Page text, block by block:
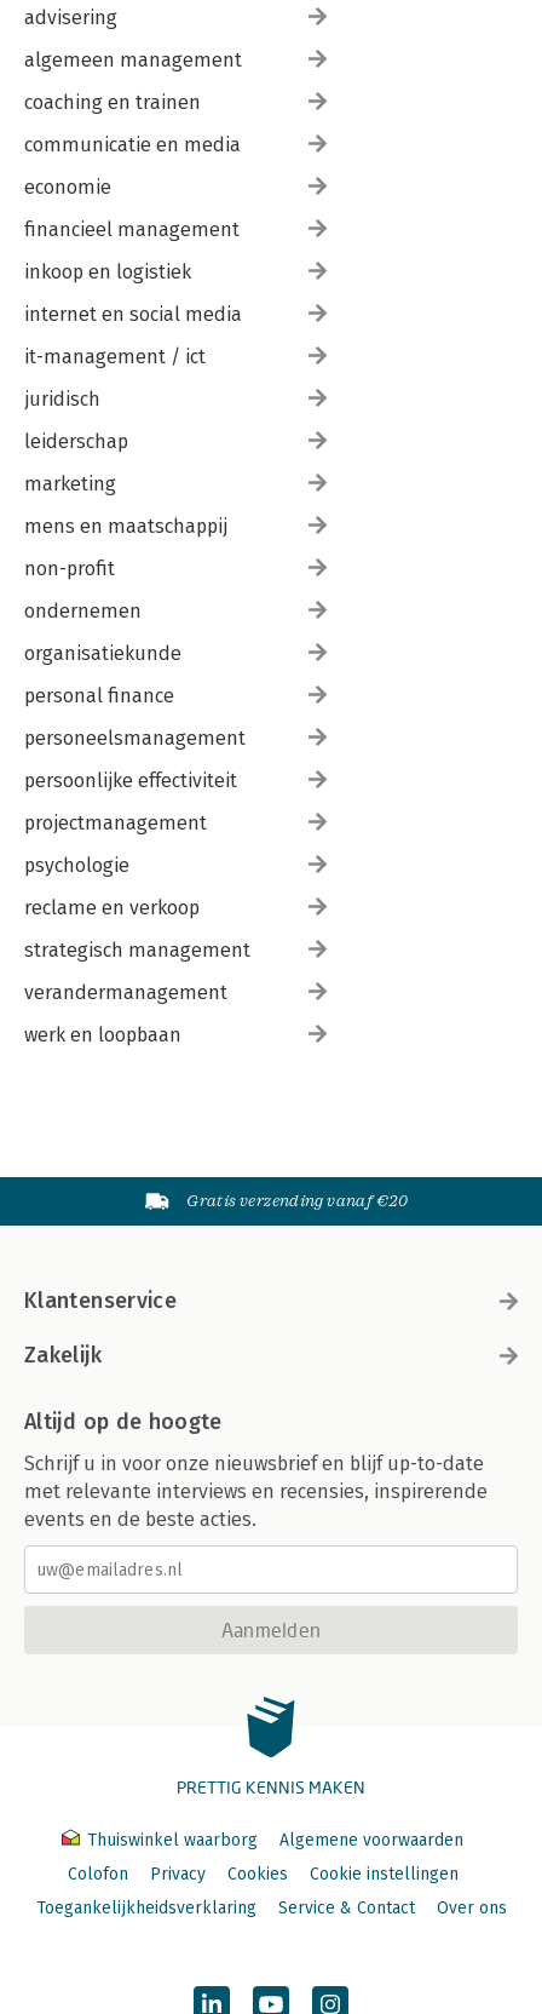
advisering
algemeen management
coaching en trainen
communicatie en media
economie
financieel management
inkoop en logistiek
internet en social media
it-management / ict
juridisch
leiderschap
marketing
mens en maatschappij
non-profit
ondernemen
organisatiekunde
personal finance
personeelsmanagement
persoonlijke effectiviteit
projectmanagement
psychologie
reclame en verkoop
strategisch management
verandermanagement
werk en loopbaan
Gratis verzending vanaf €20
Klantenservice
Zakelijk
Altijd op de hoogte
Schrijf u in voor onze nieuwsbrief en blijf up-to-date
met relevante interviews en recensies, inspirerende
events en de beste acties.
Aanmelden
PRETTIG KENNIS MAKEN
Thuiswinkel waarborg
Algemene voorwaarden
Colofon
Privacy Cookies
Cookie instellingen
Toegankelijkheidsverklaring
Service & Contact Over ons